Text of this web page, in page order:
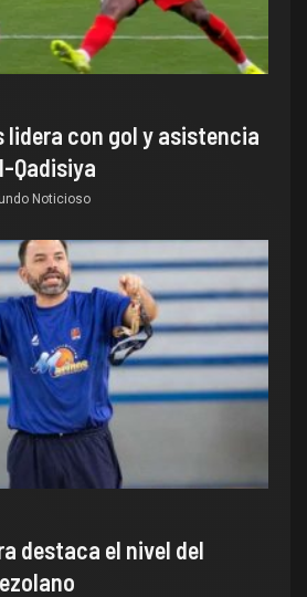
lidera con gol y asistencia
Qadisiya
Noticioso
destaca el nivel del